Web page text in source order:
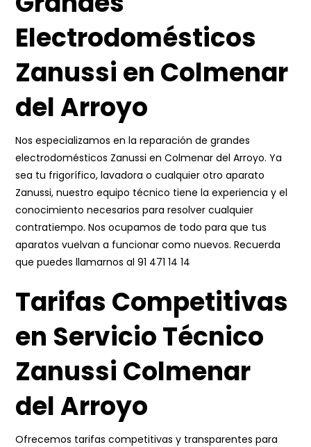
Electrodomésticos
Zanussi en Colmenar
del Arroyo
Nos especializamos en la reparación de grandes
electrodomésticos Zanussi en Colmenar del Arroyo. Ya
sea tu frigorífico, lavadora o cualquier otro aparato
Zanussi, nuestro equipo técnico tiene la experiencia y el
conocimiento necesarios para resolver cualquier
contratiempo. Nos ocupamos de todo para que tus
aparatos vuelvan a funcionar como nuevos. Recuerda
que puedes llamarnos al91 471 14 14
Tarifas Competitivas
en Servicio Técnico
Zanussi Colmenar
del Arroyo
Ofrecemos tarifas competitivas y transparentes para